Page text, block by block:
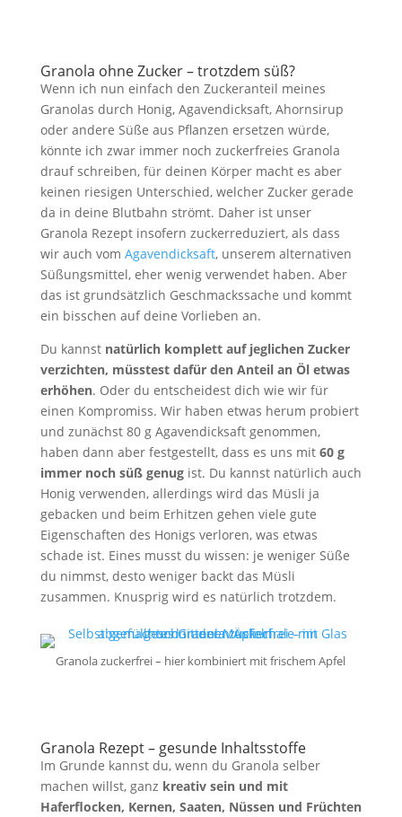
Granola ohne Zucker – trotzdem süß?
Wenn ich nun einfach den Zuckeranteil meines
Granolas durch Honig, Agavendicksaft, Ahornsirup
oder andere Süße aus Pflanzen ersetzen würde,
könnte ich zwar immer noch zuckerfreies Granola
drauf schreiben, für deinen Körper macht es aber
keinen riesigen Unterschied, welcher Zucker gerade
da in deine Blutbahn strömt. Daher ist unser
Granola Rezept insofern zuckerreduziert, als dass
wir auch vom Agavendicksaft, unserem alternativen
Süßungsmittel, eher wenig verwendet haben. Aber
das ist grundsätzlich Geschmackssache und kommt
ein bisschen auf deine Vorlieben an.
Du kannst natürlich komplett auf jeglichen Zucker
verzichten, müsstest dafür den Anteil an Öl etwas
erhöhen. Oder du entscheidest dich wie wir für
einen Kompromiss. Wir haben etwas herum probiert
und zunächst 80 g Agavendicksaft genommen,
haben dann aber festgestellt, dass es uns mit 60 g
immer noch süß genugist. Du kannst natürlich auch
Honig verwenden, allerdings wird das Müsli ja
gebacken und beim Erhitzen gehen viele gute
Eigenschaften des Honigs verloren, was etwas
schade ist. Eines musst du wissen: je weniger Süße
du nimmst, desto weniger backt das Müsli
zusammen. Knusprig wird es natürlich trotzdem.
Granola zuckerfrei – hier kombiniert mit frischem Apfel
Granola Rezept – gesunde Inhaltsstoffe
Im Grunde kannst du, wenn du Granola selber
machen willst, ganz kreativ sein und mit
Haferflocken, Kernen, Saaten, Nüssen und Früchten